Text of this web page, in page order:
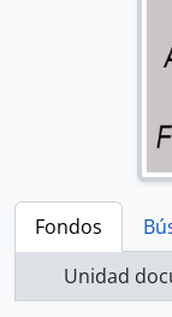
Fondos
Unidad